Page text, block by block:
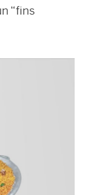
“fins